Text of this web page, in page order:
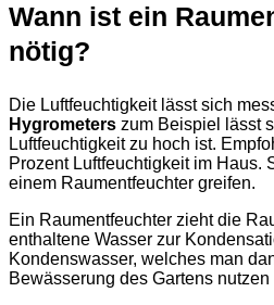
Wann ist ein
nötig?
Die Luftfeuchtigkeit lässt sich
Hygrometers zum Beispiel lässt
Luftfeuchtigkeit zu hoch ist.
Prozent Luftfeuchtigkeit im Haus.
einem Raumentfeuchter greifen.
Ein Raumentfeuchter zieht die
enthaltene Wasser zur
Kondenswasser, welches man
Bewässerung des Gartens nutzen